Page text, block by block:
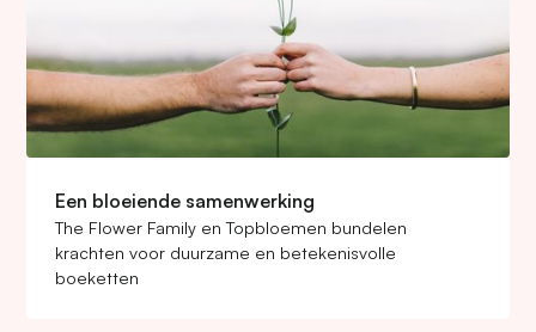
Een bloeiende samenwerking
The Flower Family en Topbloemen bundelen
krachten voor duurzame en betekenisvolle
boeketten